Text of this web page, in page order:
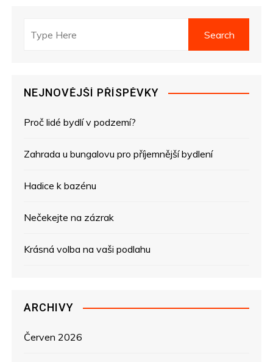
NEJNOVĚJŠÍ PŘÍSPĚVKY
Proč lidé bydlí v podzemí?
Zahrada u bungalovu pro příjemnější bydlení
Hadice k bazénu
Nečekejte na zázrak
Krásná volba na vaši podlahu
ARCHIVY
Červen 2026